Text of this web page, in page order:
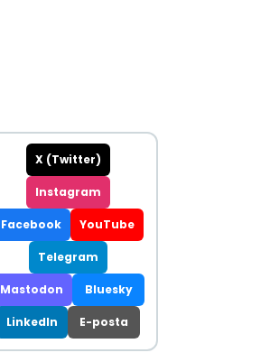
X (Twitter)
Instagram
Facebook YouTube
Telegram
Mastodon Bluesky
LinkedIn E-posta